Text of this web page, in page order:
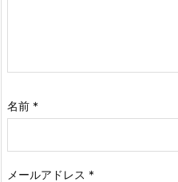
名前 *
メールアドレス *